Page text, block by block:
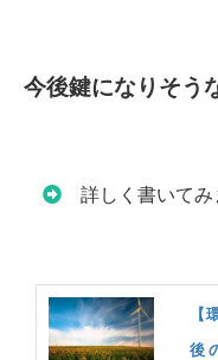
今後鍵になりそう
詳しく書いてみ
【
後